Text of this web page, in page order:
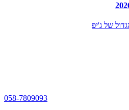
058-7809093